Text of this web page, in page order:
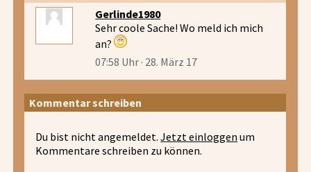
Gerlinde1980
Sehr coole Sache! Wo meld ich mich
an?
07:58 Uhr · 28. März 17
Kommentar schreiben
Du bist nicht angemeldet.Jetzt einloggen um
Kommentare schreiben zu können.